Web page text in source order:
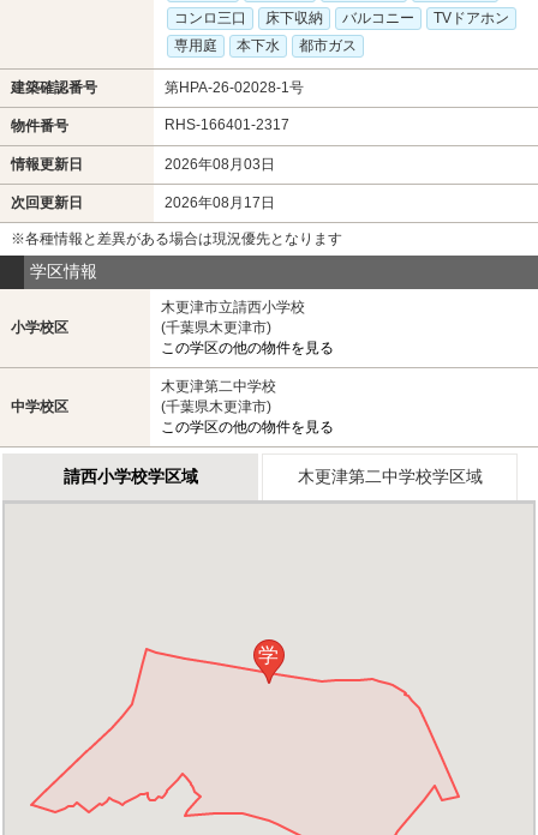
コンロ三口
床下収納 バルコニー
TVドアホン
専用庭
本下水 都市ガス
建築確認番号 第HPA-26-02028-1号
物件番号 RHS-166401-2317
情報更新日 2026年08月03日
次回更新日 2026年08月17日
※各種情報と差異がある場合は現況優先となります
学区情報
小学校区
木更津市立請西小学校
(千葉県木更津市)
この学区の他の物件を見る
中学校区
木更津第二中学校
(千葉県木更津市)
この学区の他の物件を見る
請西小学校学区域 木更津第二中学校学区域
学